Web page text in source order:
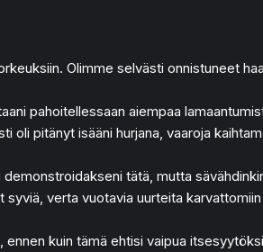
Olimme selvästi onnistuneet
pahoitellessaan aiempaa
oli pitänyt isääni hurjana, vaaroja
tätä, mutta
verta vuotavia uurteita
ennen kuin tämä ehtisi vaipua